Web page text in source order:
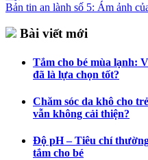
Bản tin an lành số 5: Ám ảnh
Bài viết mới
Tắm cho bé mùa lạnh:
đã là lựa chọn tốt?
Chăm sóc da khô cho
vẫn không cải thiện?
Độ pH – Tiêu chí
tắm cho bé